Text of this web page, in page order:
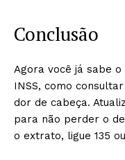
Conclusão
Agora você já sabe o
INSS, como
dor de cabeça.
para não perder o
o extrato, ligue 135